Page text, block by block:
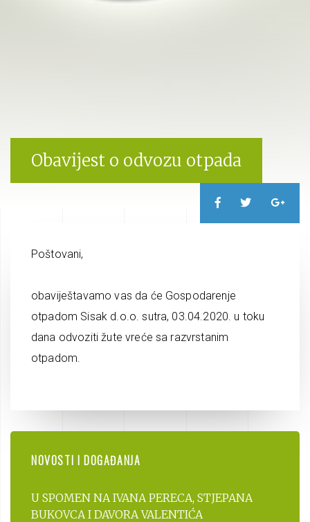
Obavijest o odvozu otpada
Poštovani,
obaviještavamo vas da će Gospodarenje
otpadom Sisak d.o.o. sutra, 03.04.2020. u toku
dana odvoziti žute vreće sa razvrstanim
otpadom.
NOVOSTI I DOGAĐANJA
U SPOMEN NA IVANA PERECA, STJEPANA
BUKOVCA I DAVORA VALENTIĆA